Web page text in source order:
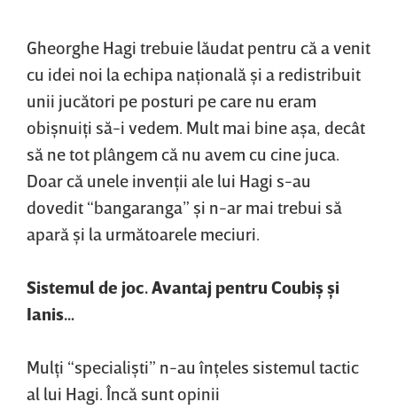
Gheorghe Hagi trebuie lăudat pentru că a venit
cu idei noi la echipa naţională şi a redistribuit
unii jucători pe posturi pe care nu eram
obişnuiţi să-i vedem. Mult mai bine aşa, decât
să ne tot plângem că nu avem cu cine juca.
Doar că unele invenţii ale lui Hagi s-au
dovedit “bangaranga” şi n-ar mai trebui să
apară şi la următoarele meciuri.
Sistemul de joc. Avantaj pentru Coubiş şi
Ianis…
Mulţi “specialişti” n-au înţeles sistemul tactic
al lui Hagi. Încă sunt opinii